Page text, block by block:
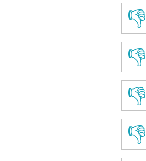
👎
👎
👎
👎